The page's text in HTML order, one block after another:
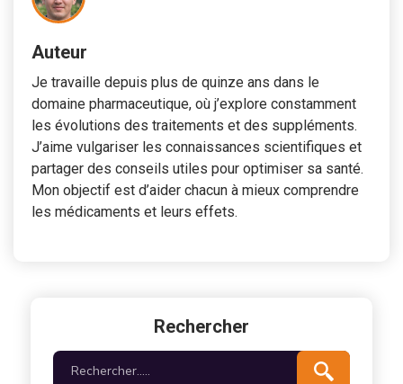
Auteur
Je travaille depuis plus de quinze ans dans le
domaine pharmaceutique, où j’explore constamment
les évolutions des traitements et des suppléments.
J’aime vulgariser les connaissances scientifiques et
partager des conseils utiles pour optimiser sa santé.
Mon objectif est d’aider chacun à mieux comprendre
les médicaments et leurs effets.
Rechercher